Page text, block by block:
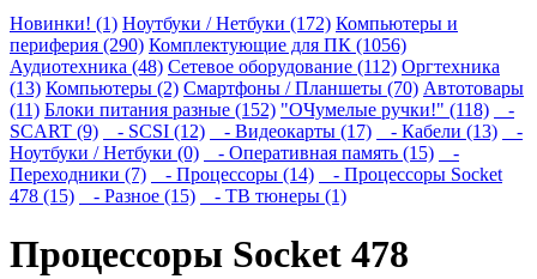
Новинки! (1) Ноутбуки / Нетбуки (172) Компьютеры и
периферия (290) Комплектующие для ПК (1056)
Аудиотехника (48) Сетевое оборудование (112) Оргтехника
(13) Компьютеры (2) Смартфоны / Планшеты (70) Автотовары
(11) Блоки питания разные (152) "ОЧумелые ручки!" (118)
-
SCART (9)
- SCSI (12) - Видеокарты (17) - Кабели (13)
-
Ноутбуки / Нетбуки (0)
- Оперативная память (15)
-
Переходники (7)
- Процессоры (14)
- Процессоры Socket
478 (15)
- Разное (15) - ТВ тюнеры (1)
Процессоры Socket 478